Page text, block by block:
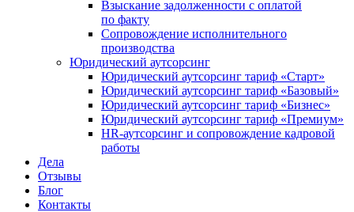
Взыскание задолженности с оплатой
по факту
Сопровождение исполнительного
производства
Юридический аутсорсинг
Юридический аутсорсинг тариф «Старт»
Юридический аутсорсинг тариф «Базовый»
Юридический аутсорсинг тариф «Бизнес»
Юридический аутсорсинг тариф «Премиум»
HR-аутсорсинг и сопровождение кадровой
работы
Дела
Отзывы
Блог
Контакты